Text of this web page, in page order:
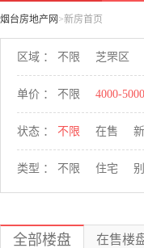
烟台房地产网 >新房首页
区域 ： 不限 芝罘区
单价 ： 不限 4000-5000
状态 ： 不限 在售
类型 ： 不限 住宅
全部楼盘 在售楼